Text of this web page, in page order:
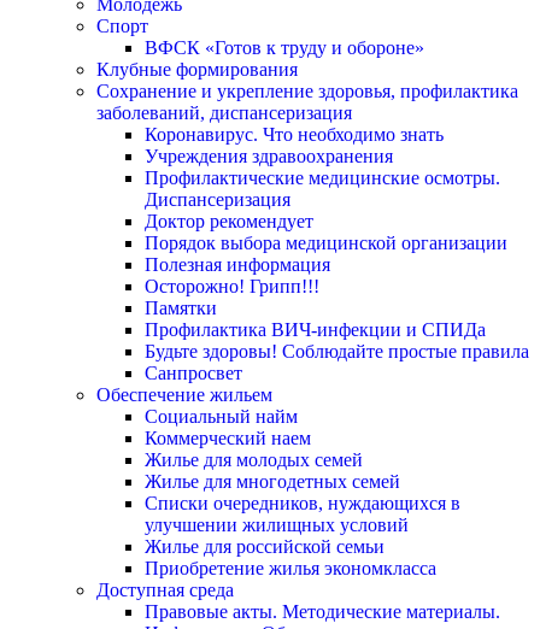
Молодежь
Спорт
ВФСК «Готов к труду и обороне»
Клубные формирования
Сохранение и укрепление здоровья, профилактика
заболеваний, диспансеризация
Коронавирус. Что необходимо знать
Учреждения здравоохранения
Профилактические медицинские осмотры.
Диспансеризация
Доктор рекомендует
Порядок выбора медицинской организации
Полезная информация
Осторожно! Грипп!!!
Памятки
Профилактика ВИЧ-инфекции и СПИДа
Будьте здоровы! Соблюдайте простые правила
Санпросвет
Обеспечение жильем
Социальный найм
Коммерческий наем
Жилье для молодых семей
Жилье для многодетных семей
Списки очередников, нуждающихся в
улучшении жилищных условий
Жилье для российской семьи
Приобретение жилья экономкласса
Доступная среда
Правовые акты. Методические материалы.